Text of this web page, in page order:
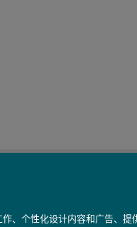
、个性化设计内容和广告、提